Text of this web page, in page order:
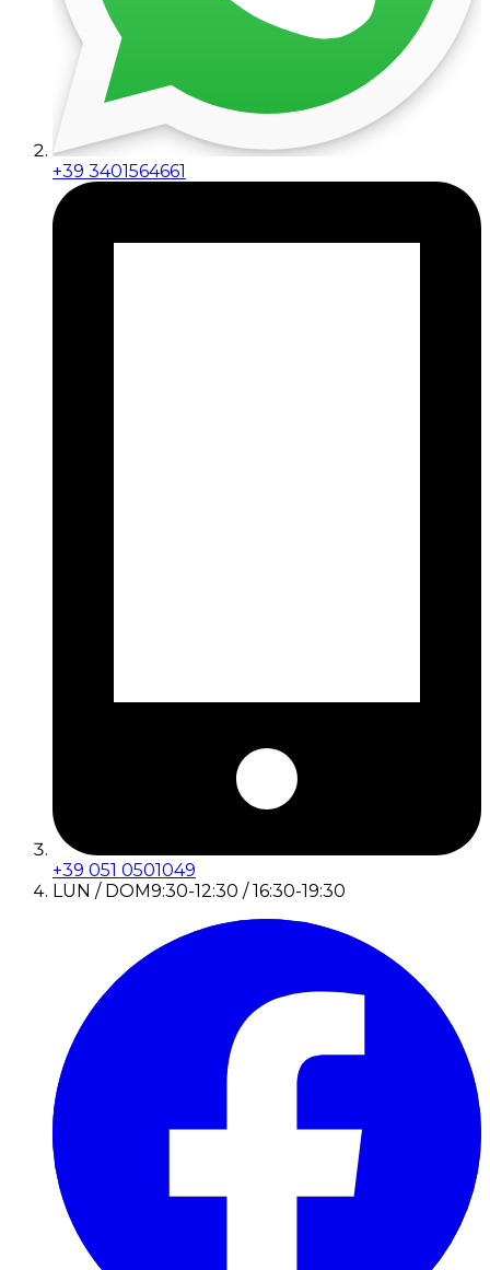
+39 3401564661
+39 051 0501049
LUN / DOM9:30-12:30 / 16:30-19:30